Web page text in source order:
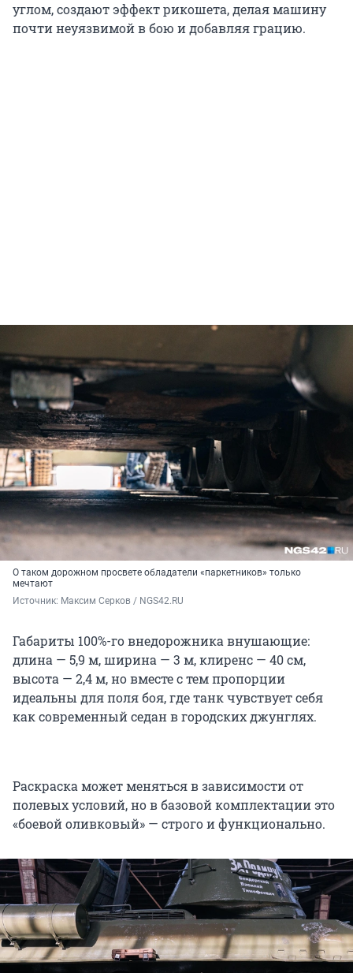
углом, создают эффект рикошета, делая машину
почти неуязвимой в бою и добавляя грацию.
О таком дорожном просвете обладатели «паркетников» только
мечтают
Источник: Максим Серков / NGS42.RU
Габариты 100%-го внедорожника внушающие:
длина — 5,9 м, ширина — 3 м, клиренс — 40 см,
высота — 2,4 м, но вместе с тем пропорции
идеальны для поля боя, где танк чувствует себя
как современный седан в городских джунглях.
Раскраска может меняться в зависимости от
полевых условий, но в базовой комплектации это
«боевой оливковый» — строго и функционально.